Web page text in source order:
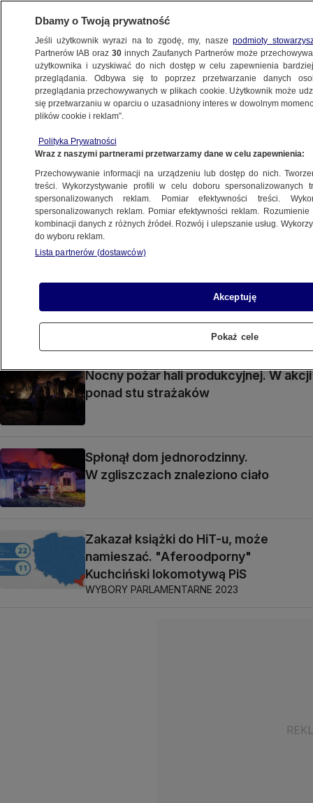
RZESZÓW
Ziobro zesłany do bastionu. Powalczy
z dawnym kolegą z czasów
pierwszych rządów PiS
WYBORY PARLAMENTARNE 2023
Pielęgniarka jak kelnerka? Dyrektor
kusił pieniędzmi i "mężem lekarzem",
teraz przeprasza
Były policjant podejrzany o zabójstwo
podwładnego i dziennikarza. Jest
opinia o poczytalności
Nocny pożar hali produkcyjnej. W akcji
ponad stu strażaków
Spłonął dom jednorodzinny.
W zgliszczach znaleziono ciało
Zakazał książki do HiT-u, może
namieszać. "Aferoodporny"
Kuchciński lokomotywą PiS
WYBORY PARLAMENTARNE 2023
Dbamy o Twoją prywatność
Jeśli użytkownik wyrazi na to zgodę, my, naszepodmioty
Partnerów IAB oraz30 innych Zaufanych Partnerów może
użytkownika i uzyskiwać do nich dostęp w celu zapewnienia
przeglądania. Odbywa się to poprzez przetwarzanie danych
przeglądania przechowywanych w plikach cookie. Użytkownik może
się przetwarzaniu w oparciu o uzasadniony interes w dowolnym
plików cookie i reklam”.
Polityka Prywatności
Wraz z naszymi partnerami przetwarzamy dane w celu zapewnienia:
Przechowywanie informacji na urządzeniu lub dostęp do nich.
treści. Wykorzystywanie profili w celu doboru spersonalizowanych
spersonalizowanych reklam. Pomiar efektywności treści.
spersonalizowanych reklam. Pomiar efektywności reklam.
kombinacji danych z różnych źródeł. Rozwój i ulepszanie usług.
do wyboru reklam.
Lista partnerów (dostawców)
Akceptuję
Pokaż cele